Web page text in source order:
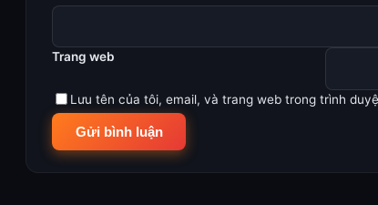
Trang web
Lưu tên của tôi, email, và trang web trong trình